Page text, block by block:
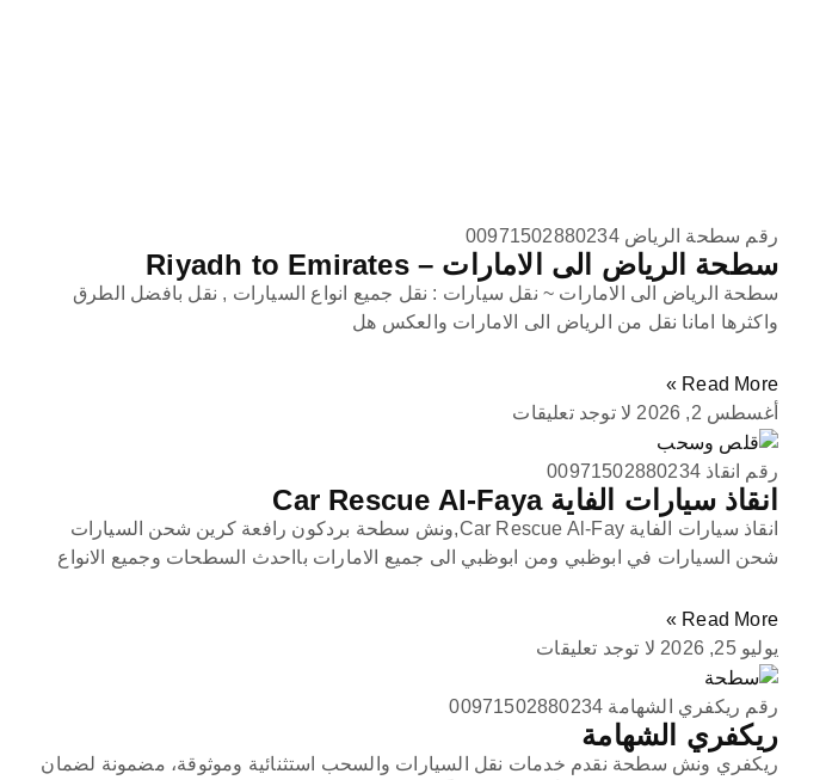
رقم سطحة الرياض 00971502880234
سطحة الرياض الى الامارات – Riyadh to Emirates
سطحة الرياض الى الامارات ~ نقل سيارات : نقل جميع انواع السيارات , نقل بافضل الطرق
واكثرها امانا نقل من الرياض الى الامارات والعكس هل
Read More »
أغسطس 2, 2026
لا توجد تعليقات
رقم انقاذ 00971502880234
انقاذ سيارات الفاية Car Rescue Al-Faya
انقاذ سيارات الفاية Car Rescue Al-Fay,ونش سطحة بردكون رافعة كرين شحن السيارات
شحن السيارات في ابوظبي ومن ابوظبي الى جميع الامارات بااحدث السطحات وجميع الانواع
Read More »
يوليو 25, 2026
لا توجد تعليقات
رقم ريكفري الشهامة 00971502880234
ريكفري الشهامة
ريكفري ونش سطحة نقدم خدمات نقل السيارات والسحب استثنائية وموثوقة، مضمونة لضمان